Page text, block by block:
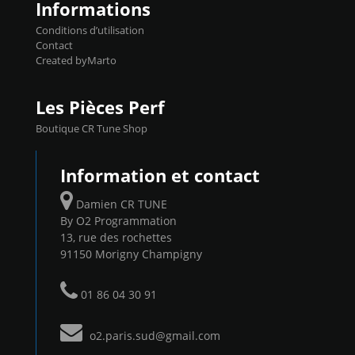
Informations
Conditions d’utilisation
Contact
Created byMarto
Les Pièces Perf
Boutique CR Tune Shop
Information et contact
Damien CR TUNE
By O2 Programmation
13, rue des rochettes
91150 Morigny Champigny
01 86 04 30 91
o2.paris.sud@gmail.com